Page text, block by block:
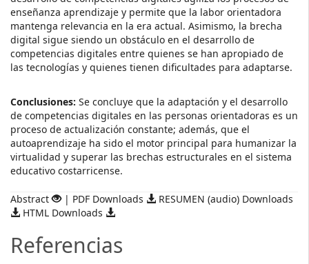
enseñanza aprendizaje y permite que la labor orientadora
mantenga relevancia en la era actual. Asimismo, la brecha
digital sigue siendo un obstáculo en el desarrollo de
competencias digitales entre quienes se han apropiado de
las tecnologías y quienes tienen dificultades para adaptarse.
Conclusiones: Se concluye que la adaptación y el desarrollo
de competencias digitales en las personas orientadoras es un
proceso de actualización constante; además, que el
autoaprendizaje ha sido el motor principal para humanizar la
virtualidad y superar las brechas estructurales en el sistema
educativo costarricense.
Abstract | PDF Downloads
RESUMEN (audio) Downloads
HTML Downloads
Referencias